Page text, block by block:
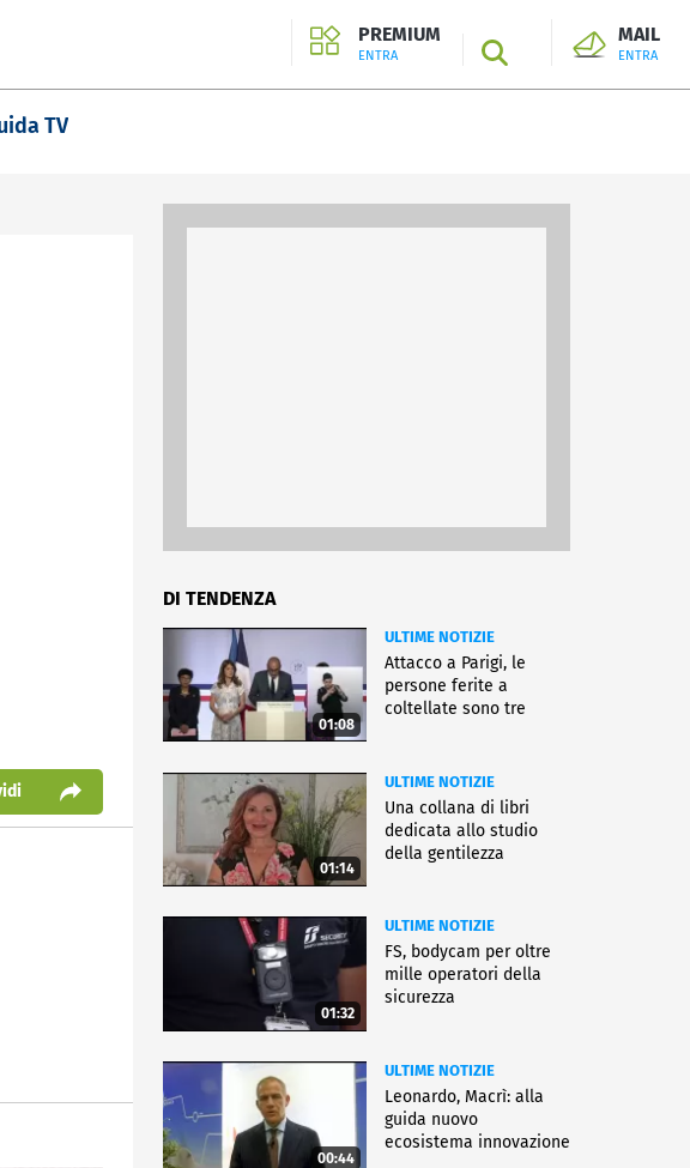
PREMIUM
ENTRA SEARCH
MAIL
ENTRA
TV
DI TENDENZA
01:08
ULTIME NOTIZIE
Attacco a Parigi, le
persone ferite a
coltellate sono tre
01:14
ULTIME NOTIZIE
Una collana di libri
dedicata allo studio
della gentilezza
01:32
ULTIME NOTIZIE
FS, bodycam per oltre
mille operatori della
sicurezza
00:44
ULTIME NOTIZIE
Leonardo, Macrì: alla
guida nuovo
ecosistema innovazione